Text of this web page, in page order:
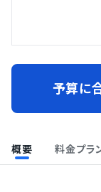
予算に
概要 料金プラ